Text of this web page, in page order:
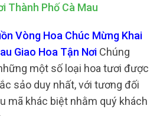
Thành Phố Cà Mau
Vòng Hoa Chúc Mừng Khai
Giao Hoa Tận Nơi Chúng
một số loại hoa tươi được
sảo duy nhất, với tương đối
mã khác biệt nhằm quý khách